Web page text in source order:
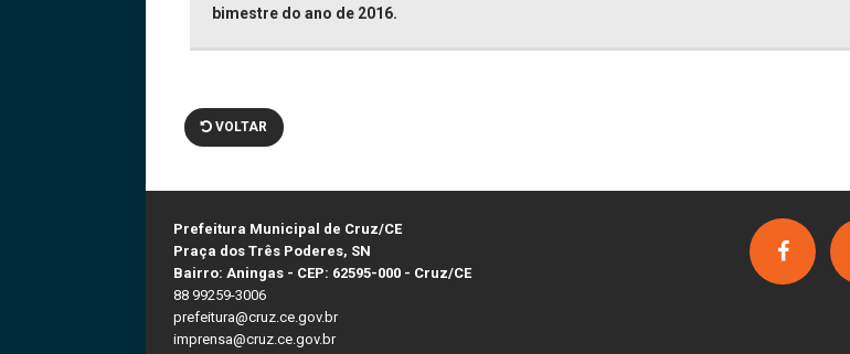
bimestre do ano de 2016.
VOLTAR
Prefeitura Municipal de Cruz/CE
Praça dos Três Poderes, SN
Bairro: Aningas - CEP: 62595-000 - Cruz/CE
88 99259-3006
prefeitura@cruz.ce.gov.br
imprensa@cruz.ce.gov.br